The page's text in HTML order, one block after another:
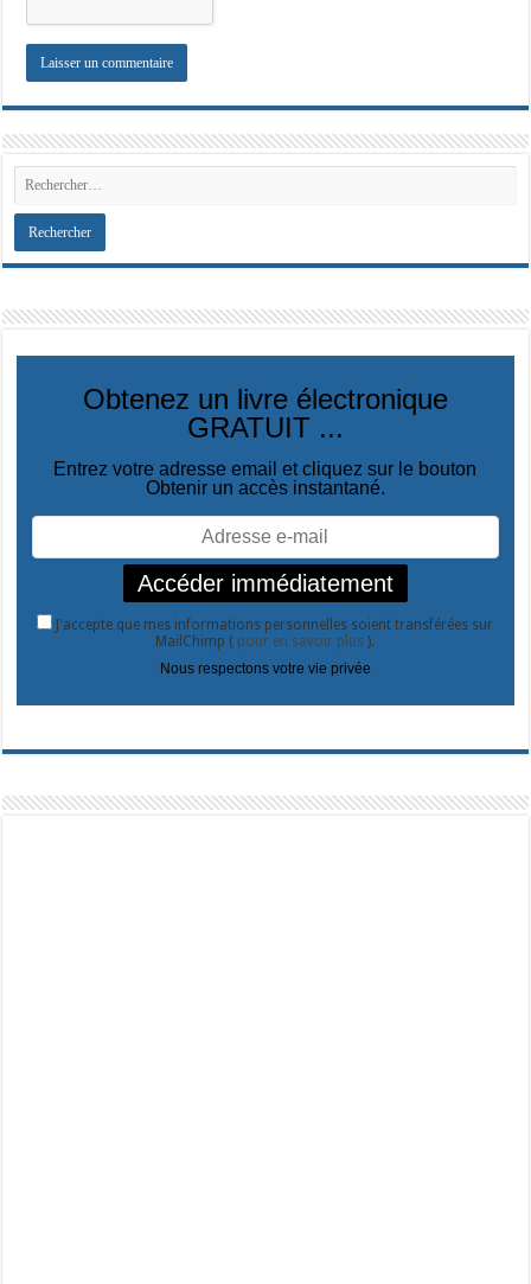
Obtenez un livre électronique
GRATUIT ...
Entrez votre adresse email et cliquez sur le bouton
Obtenir un accès instantané.
J'accepte que mes informations personnelles soient transférées sur
MailChimp ( pour en savoir plus).
Nous respectons votre vie privée